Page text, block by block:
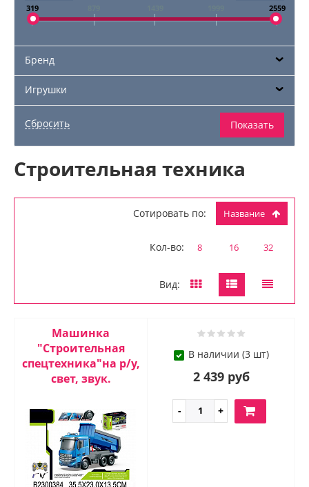
319 2559
Бренд
Игрушки
Строительная техника
Сотировать по: Название
Кол-во: 8 16 32
Вид:
Машинка
"Строительная
спецтехника"на р/у,
свет, звук.
В наличии (3 шт)
2 439 руб